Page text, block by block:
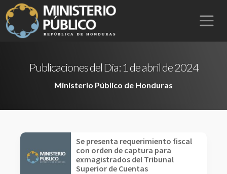
Publicaciones del Día:1 de abril de 2024
Ministerio Público de Honduras
Se presenta requerimiento fiscal
con orden de captura para
exmagistrados del Tribunal
Superior de Cuentas